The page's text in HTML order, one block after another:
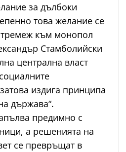
за дълбоки
това желание се
към монопол
Стамболийски
централна власт
издига принципа
държава“.
предимно с
а решенията на
се превръщат в